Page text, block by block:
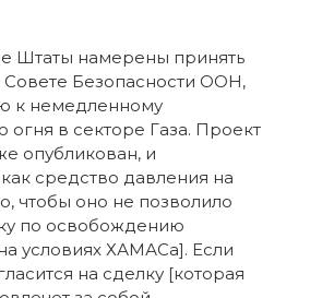
Штаты намерены принять
Безопасности ООН,
к немедленному
в секторе Газа. Проект
опубликован, и
как средство давления на
чтобы оно не позволило
по освобождению
условиях ХАМАСа]. Если
на сделку [которая